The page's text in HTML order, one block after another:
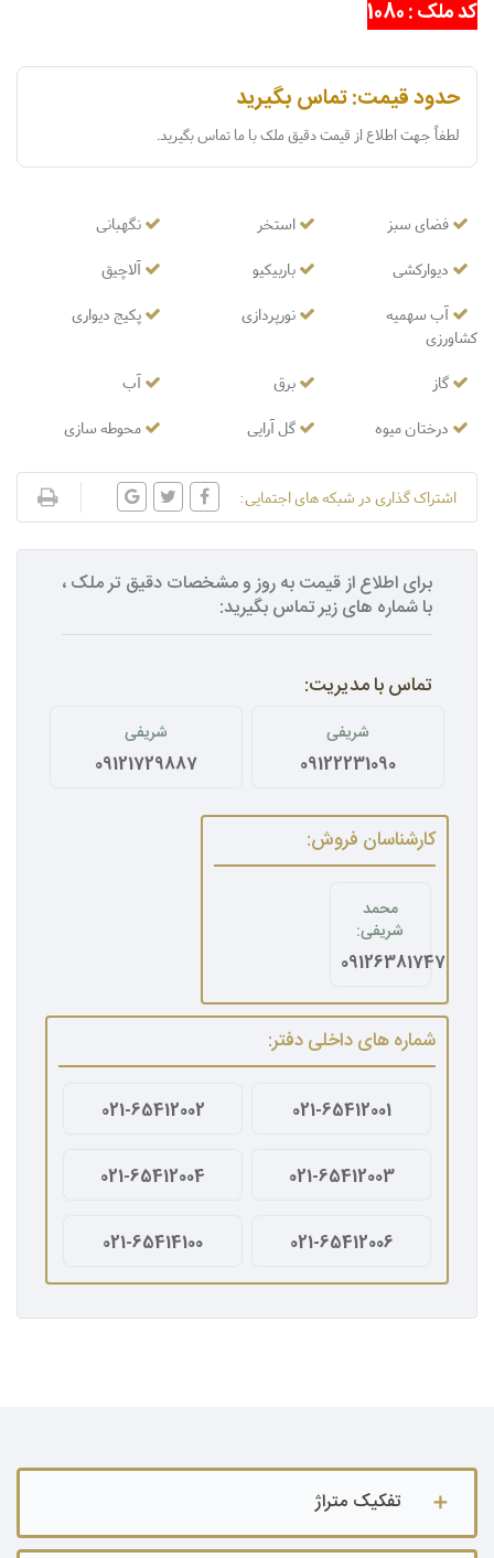
کد ملک : 1080
حدود قیمت: تماس بگیرید
لطفاً جهت اطلاع از قیمت دقیق ملک با ما تماس بگیرید.
نگهبانی استخر
فضای سبز
آلاچیق
باربیکیو
دیوارکشی
پکیج دیواری
نورپردازی
آب سهمیه
کشاورزی
آب
برق
گاز
محوطه سازی
گل آرایی درختان میوه
اشتراک گذاری در شبکه های اجتمایی:
برای اطلاع از قیمت به روز و مشخصات دقیق تر ملک ،
با شماره های زیر تماس بگیرید:
تماس با مدیریت:
شریفی
09122231090
شریفی
09121729887
کارشناسان فروش:
محمد
شریفی:
09126381747
شماره های داخلی دفتر:
021-65412001
021-65412002
021-65412003
021-65412004
021-65412006
021-65414100
تفکیک متراژ